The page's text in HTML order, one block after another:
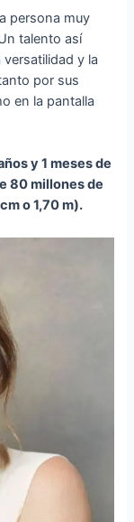
persona muy
talento así
y la
por sus
en la pantalla
y 1 meses de
80 millones de
o 1,70 m).